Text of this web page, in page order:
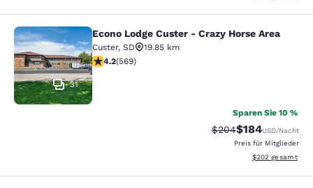
Econo Lodge Custer - Crazy Horse
31
Econo Lodge Custer - Crazy Horse Area
Custer, SD
19.85 km
4.24-Sterne-Bewertung. Hervorragend. 569
4.2(569)
Sparen Sie 10 %
Durchgestrichener
$204Vergünstigter
$184USD/Nacht
Preis für Mitglieder
Geschätzte
$202 gesamt